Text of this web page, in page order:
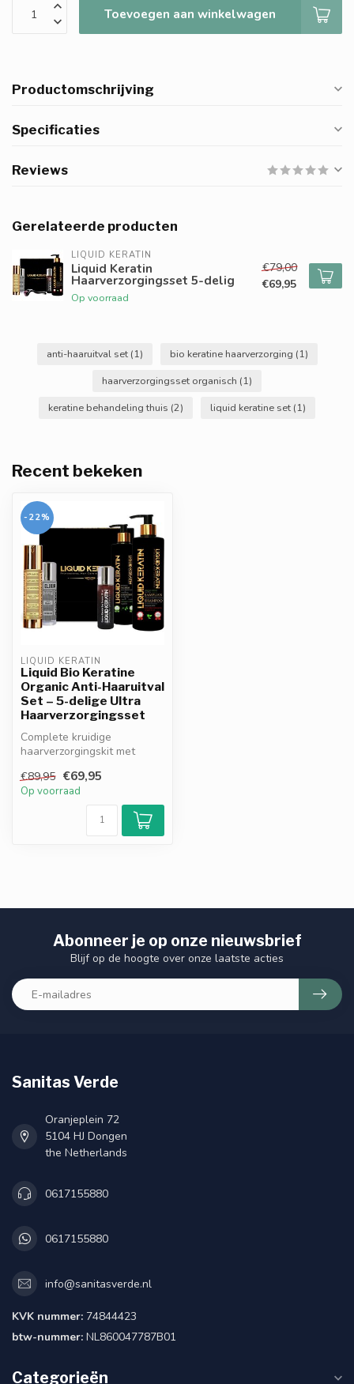
Toevoegen aan winkelwagen
Productomschrijving
Specificaties
Reviews
Gerelateerde producten
LIQUID KERATIN
Liquid Keratin
Haarverzorgingsset 5-delig
Op voorraad
€79,00
€69,95
anti-haaruitval set (1) bio keratine haarverzorging (1)
haarverzorgingsset organisch (1)
keratine behandeling thuis (2) liquid keratine set (1)
Recent bekeken
-22%
LIQUID KERATIN
Liquid Bio Keratine
Organic Anti-Haaruitval
Set – 5-delige Ultra
Haarverzorgingsset
Complete kruidige
haarverzorgingskit met
haaruitval ...
€89,95 €69,95
Op voorraad
Abonneer je op onze nieuwsbrief
Blijf op de hoogte over onze laatste acties
Sanitas Verde
Oranjeplein 72
5104 HJ Dongen
the Netherlands
0617155880
0617155880
info@sanitasverde.nl
KVK nummer: 74844423
btw-nummer: NL860047787B01
Categorieën